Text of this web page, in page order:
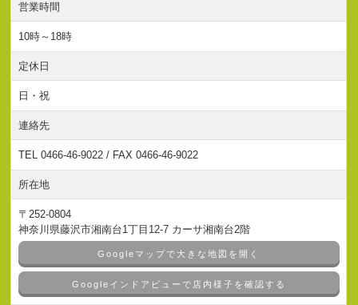
営業時間
10時～18時
定休日
日・祝
連絡先
TEL 0466-46-9022 / FAX 0466-46-9022
所在地
〒252-0804
神奈川県藤沢市湘南台1丁目12-7 カーサ湘南台2階
Googleマップで大きな地図を開く
Googleインドアビューで店内様子を確認する